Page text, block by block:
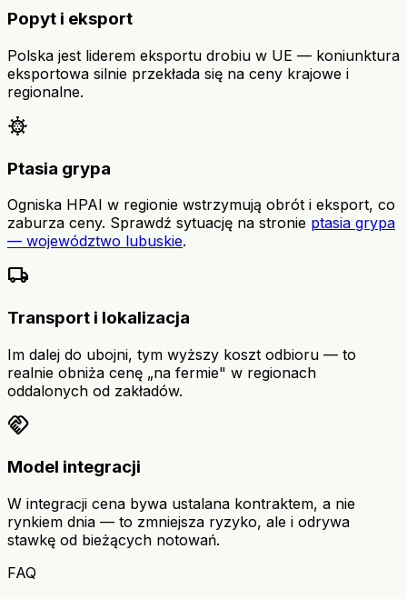
Popyt i eksport
Polska jest liderem eksportu drobiu w UE — koniunktura
eksportowa silnie przekłada się na ceny krajowe i
regionalne.
coronavirus
Ptasia grypa
Ogniska HPAI w regionie wstrzymują obrót i eksport, co
zaburza ceny. Sprawdź sytuację na stronie ptasia grypa
— województwo lubuskie.
local_shipping
Transport i lokalizacja
Im dalej do ubojni, tym wyższy koszt odbioru — to
realnie obniża cenę „na fermie" w regionach
oddalonych od zakładów.
handshake
Model integracji
W integracji cena bywa ustalana kontraktem, a nie
rynkiem dnia — to zmniejsza ryzyko, ale i odrywa
stawkę od bieżących notowań.
FAQ